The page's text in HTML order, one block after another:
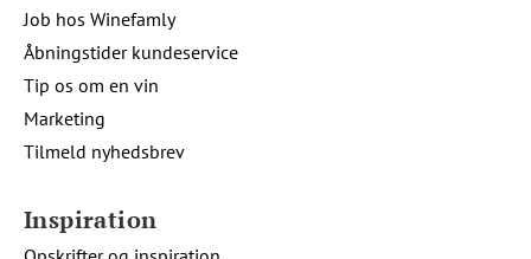
Job hos Winefamly
Åbningstider kundeservice
Tip os om en vin
Marketing
Tilmeld nyhedsbrev
Inspiration